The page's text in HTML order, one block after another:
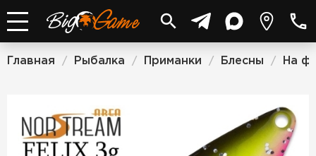
Главная / Рыбалка / Приманки / Блесны / На